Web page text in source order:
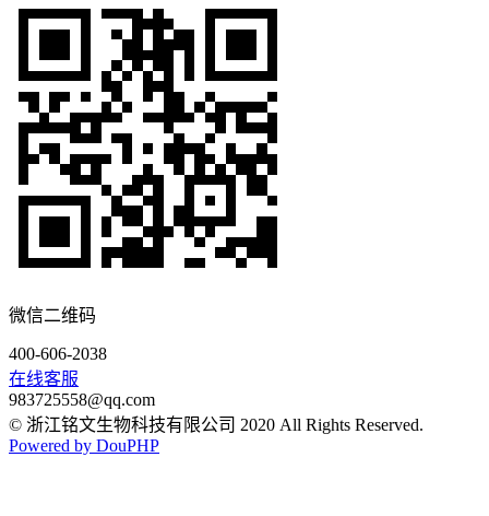
微信二维码
400-606-2038
在线客服
983725558@qq.com
© 浙江铭文生物科技有限公司 2020 All Rights Reserved.
Powered by DouPHP